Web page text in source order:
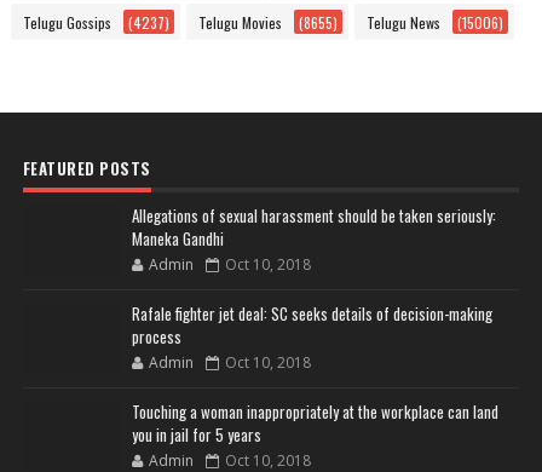
Telugu Gossips (4237) Telugu Movies (8655) Telugu News (15006)
FEATURED POSTS
Allegations of sexual harassment should be taken seriously:
Maneka Gandhi
Admin Oct 10, 2018
Rafale fighter jet deal: SC seeks details of decision-making
process
Admin Oct 10, 2018
Touching a woman inappropriately at the workplace can land
you in jail for 5 years
Admin Oct 10, 2018